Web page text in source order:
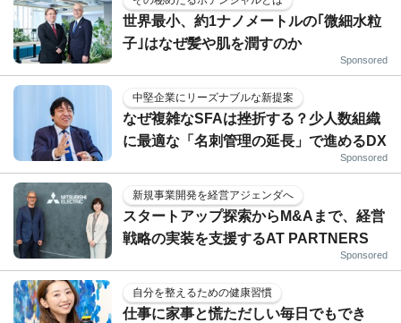
世界最小、約1ナノメートルの｢微細水粒
子｣はなぜ髪や肌を潤すのか
Sponsored
中堅企業にリーズナブルな新提案
なぜ複雑なSFAは挫折する？少人数組織
に最適な「名刺管理の延長」で進めるDX
Sponsored
新規事業開発を経営アジェンダへ
スタートアップ探索からM&Aまで、経営
戦略の実装を支援するAT PARTNERS
Sponsored
自分を整えるための健康習慣
仕事に家事と慌ただしい毎日でもでき